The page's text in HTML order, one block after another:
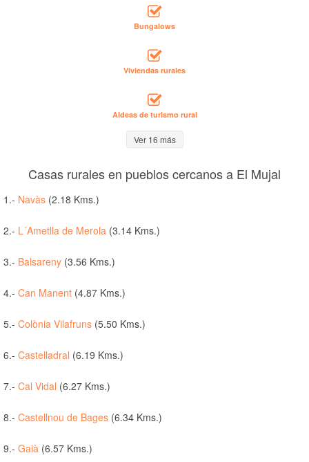
Bungalows
Viviendas rurales
Aldeas de turismo rural
Ver 16 más
Casas rurales en pueblos cercanos a El Mujal
1.- Navàs (2.18 Kms.)
2.- L´Ametlla de Merola (3.14 Kms.)
3.- Balsareny (3.56 Kms.)
4.- Can Manent (4.87 Kms.)
5.- Colònia Vilafruns (5.50 Kms.)
6.- Castelladral (6.19 Kms.)
7.- Cal Vidal (6.27 Kms.)
8.- Castellnou de Bages (6.34 Kms.)
9.- Gaià (6.57 Kms.)